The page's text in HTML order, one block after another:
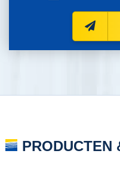
PRODUCTEN